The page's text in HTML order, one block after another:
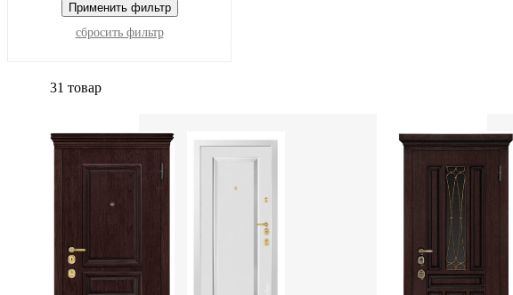
Применить фильтр
сбросить фильтр
31 товар